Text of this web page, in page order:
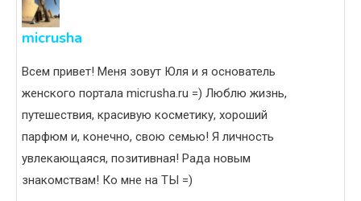
micrusha
Всем привет! Меня зовут Юля и я основатель
женского портала micrusha.ru =) Люблю жизнь,
путешествия, красивую косметику, хороший
парфюм и, конечно, свою семью! Я личность
увлекающаяся, позитивная! Рада новым
знакомствам! Ко мне на ТЫ =)